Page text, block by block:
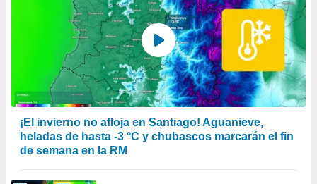
¡El invierno no afloja en Santiago! Aguanieve,
heladas de hasta -3 °C y chubascos marcarán el fin
de semana en la RM